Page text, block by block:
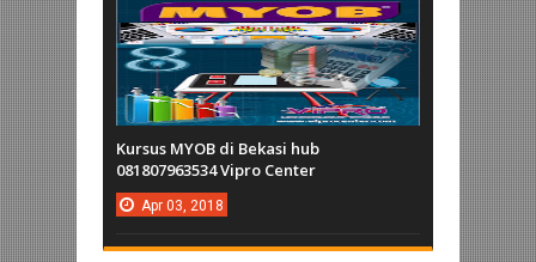
Kursus MYOB di Bekasi hub
081807963534 Vipro Center
Apr 03, 2018